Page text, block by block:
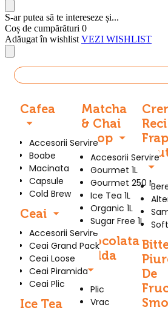
S-ar putea să te intereseze și...
Coș de cumpărături 0
Adăugat în wishlist VEZI WISHLIST
Cafea
Accesorii Servire
Boabe
Macinata
Capsule
Cold Brew
Ceai
Accesorii Servire
Ceai Grand Pack
Ceai Loose
Ceai Piramida
Ceai Plic
Ice Tea
Matcha
& Chai
Sirop
Accesorii Servire
Gourmet 1L
Gourmet 250 Ml
Ice Tea 1L
Organic 1L
Sugar Free 1L
Ciocolata
Calda
Plic
Vrac
Reci
De